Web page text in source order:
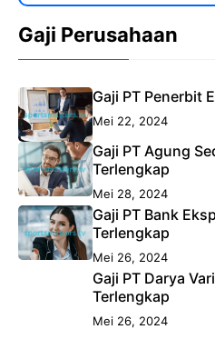
Gaji Perusahaan
Gaji PT Penerbit
Mei 22, 2024
Gaji PT Agung
Terlengkap
Mei 28, 2024
Gaji PT Bank
Terlengkap
Mei 26, 2024
Gaji PT Darya
Terlengkap
Mei 26, 2024